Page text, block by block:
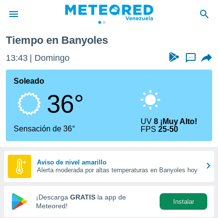
de
ha
calidad.
a este
las
y
forma
digital
basada
Tiempo en Banyoles
13:43 Domingo ...
Soleado
36°
Sensación de 36°
UV8 ¡Muy Alto!
FPS25-50
Aviso de nivel amarillo
Alerta moderada por altas temperaturas en Banyoles hoy
¡Descarga GRATIS la app de
Meteored!
Instalar